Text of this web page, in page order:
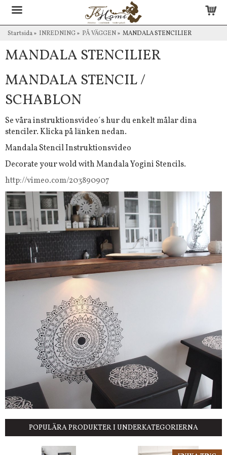
Startsida» INREDNING» PÅ VÄGGEN» MANDALA STENCILIER
MANDALA STENCILIER
MANDALA STENCIL /
SCHABLON
Se våra instruktionsvideo´s hur du enkelt målar dina
stenciler. Klicka på länken nedan.
Mandala Stencil Instruktionsvideo
Decorate your wold with Mandala Yogini Stencils.
http://vimeo.com/203890907
POPULÄRA PRODUKTER I UNDERKATEGORIERNA